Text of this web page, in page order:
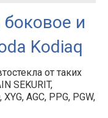
и
Kodiaq
от таких
SEKURIT,
AGC, PPG, PGW,